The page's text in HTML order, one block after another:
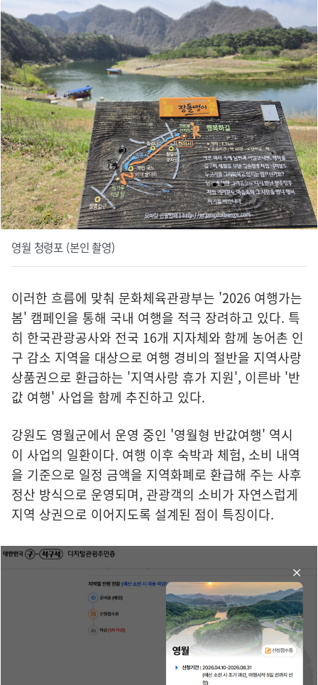
영월 청령포 (본인 촬영)
이러한 흐름에 맞춰 문화체육관광부는 '2026 여행가는
봄' 캠페인을 통해 국내 여행을 적극 장려하고 있다. 특
히 한국관광공사와 전국 16개 지자체와 함께 농어촌 인
구 감소 지역을 대상으로 여행 경비의 절반을 지역사랑
상품권으로 환급하는 '지역사랑 휴가 지원', 이른바 '반
값 여행' 사업을 함께 추진하고 있다.
강원도 영월군에서 운영 중인 '영월형 반값여행' 역시
이 사업의 일환이다. 여행 이후 숙박과 체험, 소비 내역
을 기준으로 일정 금액을 지역화폐로 환급해 주는 사후
정산 방식으로 운영되며, 관광객의 소비가 자연스럽게
지역 상권으로 이어지도록 설계된 점이 특징이다.